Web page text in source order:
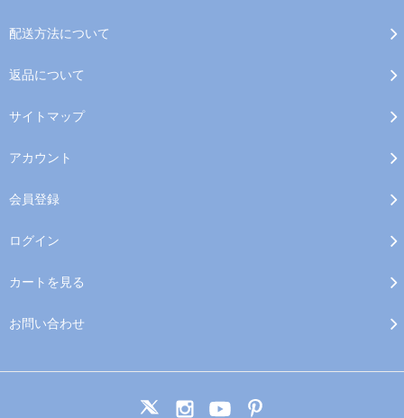
配送方法について
返品について
サイトマップ
アカウント
会員登録
ログイン
カートを見る
お問い合わせ